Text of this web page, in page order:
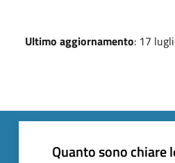
Ultimo aggiornamento: 17
Quanto sono chiare